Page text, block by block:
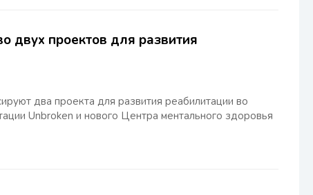
двух проектов для развития
два проекта для развития реабилитации во
Unbroken и нового Центра ментального здоровья